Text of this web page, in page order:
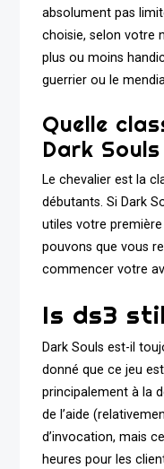
absolument pas
choisie, selon votre
plus ou moins
guerrier ou le
Quelle
Dark
Le chevalier est la
débutants. Si Dark
utiles votre
pouvons que vous
commencer votre
Is ds3
Dark Souls est-il
donné que ce jeu
principalement à la
de l’aide
d’invocation, mais
heures pour les